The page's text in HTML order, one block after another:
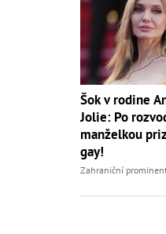
Šok v rodine
Jolie: Po
manželkou
gay!
Zahraniční